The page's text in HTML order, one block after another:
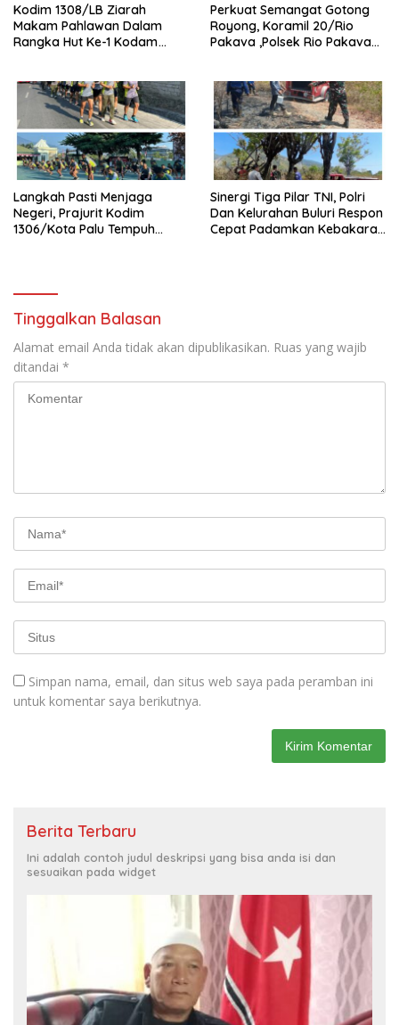
Kodim 1308/LB Ziarah
Makam Pahlawan Dalam
Rangka Hut Ke-1 Kodam
Perkuat Semangat Gotong
Royong, Koramil 20/Rio
Pakava ,Polsek Rio Pakava
Mukti
Langkah Pasti Menjaga
Negeri, Prajurit Kodim
1306/Kota Palu Tempuh
Sinergi Tiga Pilar TNI, Polri
Dan Kelurahan Buluri Respon
Cepat Padamkan Kebakaran
Tinggalkan Balasan
Alamat email Anda tidak akan dipublikasikan. Ruas yang wajib
ditandai *
Simpan nama, email, dan situs web saya pada peramban ini
untuk komentar saya berikutnya.
Berita Terbaru
Ini adalah contoh judul deskripsi yang bisa anda isi dan
sesuaikan pada widget